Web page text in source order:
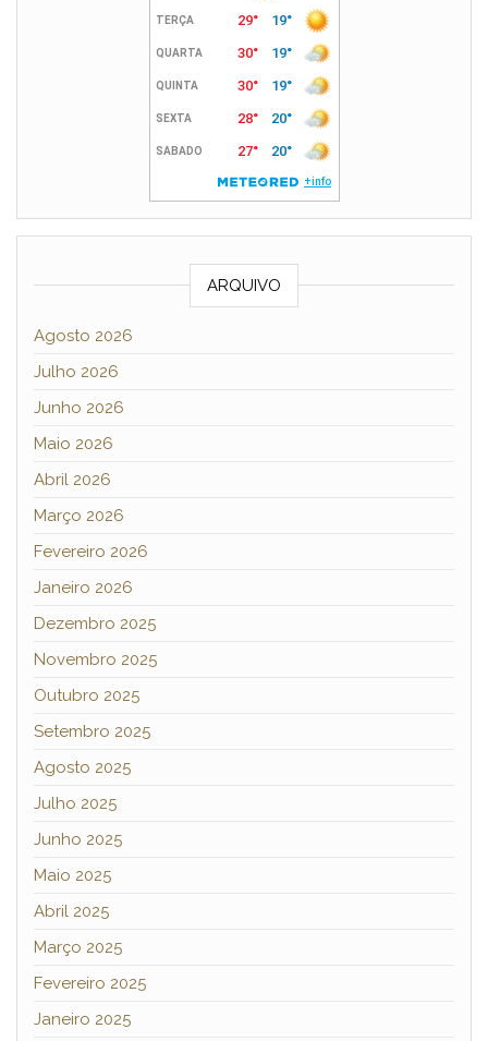
ARQUIVO
Agosto 2026
Julho 2026
Junho 2026
Maio 2026
Abril 2026
Março 2026
Fevereiro 2026
Janeiro 2026
Dezembro 2025
Novembro 2025
Outubro 2025
Setembro 2025
Agosto 2025
Julho 2025
Junho 2025
Maio 2025
Abril 2025
Março 2025
Fevereiro 2025
Janeiro 2025